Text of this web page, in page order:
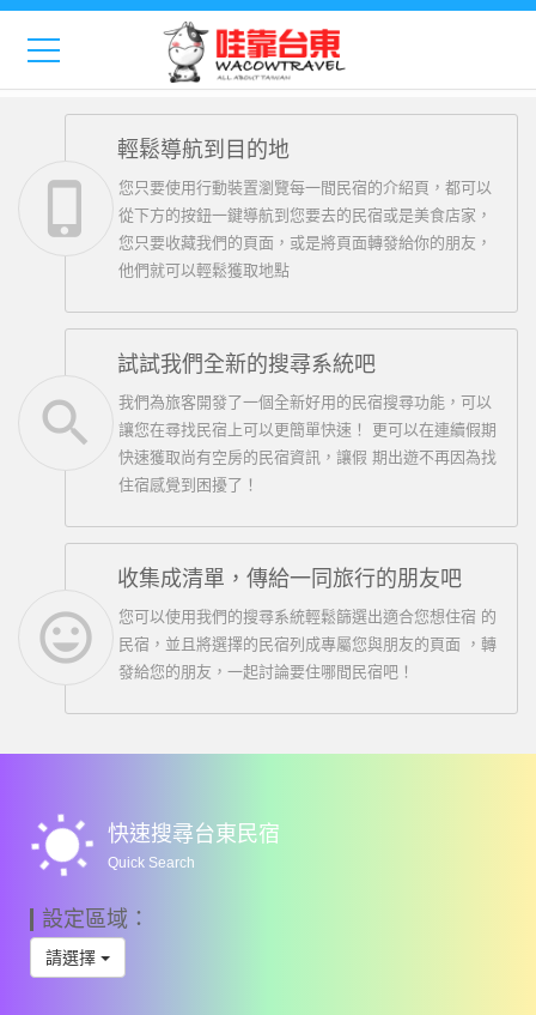
phone_iphone
輕鬆導航到目的地
您只要使用行動裝置瀏覽每一間民宿的介紹頁，都可以
從下方的按鈕一鍵導航到您要去的民宿或是美食店家，
您只要收藏我們的頁面，或是將頁面轉發給你的朋友，
他們就可以輕鬆獲取地點
search
試試我們全新的搜尋系統吧
我們為旅客開發了一個全新好用的民宿搜尋功能，可以
讓您在尋找民宿上可以更簡單快速！ 更可以在連續假期
快速獲取尚有空房的民宿資訊，讓假 期出遊不再因為找
住宿感覺到困擾了！
insert_emoticon
收集成清單，傳給一同旅行的朋友吧
您可以使用我們的搜尋系統輕鬆篩選出適合您想住宿 的
民宿，並且將選擇的民宿列成專屬您與朋友的頁面 ，轉
發給您的朋友，一起討論要住哪間民宿吧！
wb_sunny快速搜尋台東民宿
Quick Search
設定區域：
請選擇